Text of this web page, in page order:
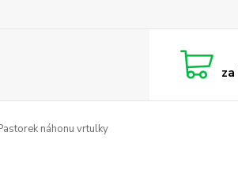
za
náhonu vrtulky